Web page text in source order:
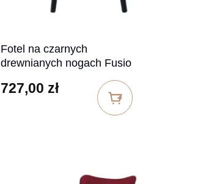
Fotel na czarnych
drewnianych nogach Fusio
727,00 zł